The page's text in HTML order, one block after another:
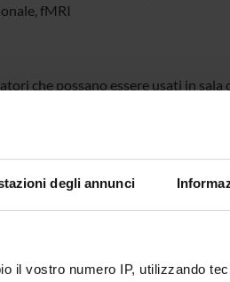
degli annunci
il vostro numero IP, utilizzando
fMRI
che possano essere usati in sala
surgery). E’ innovativa la
dovrà essere adatta al contesto
di esplorare più funzioni o
lo svantaggio di essere multipli. Le
e post operatori, e corredati da